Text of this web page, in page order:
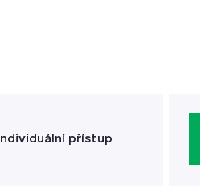
Individuální přístup